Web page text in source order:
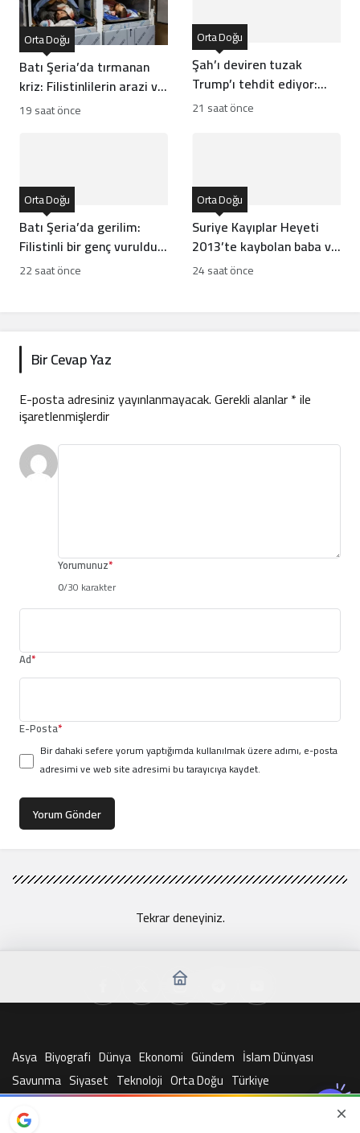
Batı Şeria’da tırmanan
kriz: Filistinlilerin arazi ve
mülklerine baskı artıyor
Orta Doğu
19 saat önce
Şah’ı deviren tuzak
Trump’ı tehdit ediyor:
Batı İran rejiminin
Orta Doğu
21 saat önce
Batı Şeria’da gerilim:
Filistinli bir genç vuruldu,
sınıflar yıkıldı
Orta Doğu
22 saat önce
Suriye Kayıplar Heyeti
2013’te kaybolan baba ve
oğlun akıbetini açıkladı
Orta Doğu
24 saat önce
Bir Cevap Yaz
E-posta adresiniz yayınlanmayacak.Gerekli alanlar*ile
işaretlenmişlerdir
Yorumunuz*
0/30 karakter
Ad*
E-Posta*
Bir dahaki sefere yorum yaptığımda kullanılmak üzere adımı, e-posta
adresimi ve web site adresimi bu tarayıcıya kaydet.
Yorum Gönder
Tekrar deneyiniz.
Asya Biyografi Dünya Ekonomi Gündem İslam Dünyası
Savunma Siyaset Teknoloji Orta Doğu Türkiye
© Telif Hakkı 2026, Tüm Hakları Saklıdır